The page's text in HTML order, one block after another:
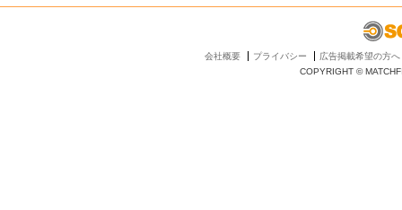
会社概要 プライバシー
広告掲載希望の方へ
COPYRIGHT ©